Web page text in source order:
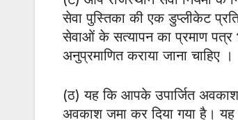
सेवा पुस्तिका की एक डुप्लीकेट
सेवाओं के सत्यापन का प्रमाण पत्र
अनुप्रमाणित कराया जाना चाहिए ।
(ठ) यह कि आपके उपार्जित अवकाश
अवकाश जमा कर दिया गया है।